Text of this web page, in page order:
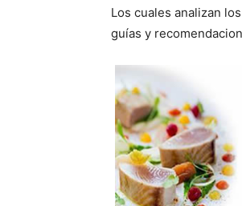
Los cuales analizan
guías y